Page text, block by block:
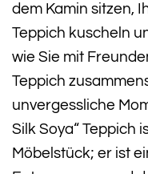
dem Kamin sitzen,
Teppich kuscheln
wie Sie mit
Teppich
unvergessliche
Silk Soya“ Teppich
Möbelstück; er ist